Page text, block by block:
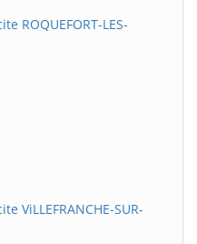
ROQUEFORT-LES-
ViLLEFRANCHE-SUR-